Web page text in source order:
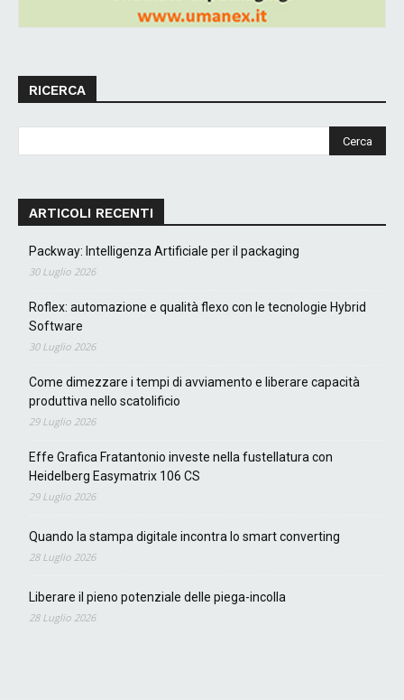
RICERCA
ARTICOLI RECENTI
Packway: Intelligenza Artificiale per il packaging
30 Luglio 2026
Roflex: automazione e qualità flexo con le tecnologie Hybrid
Software
30 Luglio 2026
Come dimezzare i tempi di avviamento e liberare capacità
produttiva nello scatolificio
29 Luglio 2026
Effe Grafica Fratantonio investe nella fustellatura con
Heidelberg Easymatrix 106 CS
29 Luglio 2026
Quando la stampa digitale incontra lo smart converting
28 Luglio 2026
Liberare il pieno potenziale delle piega-incolla
28 Luglio 2026